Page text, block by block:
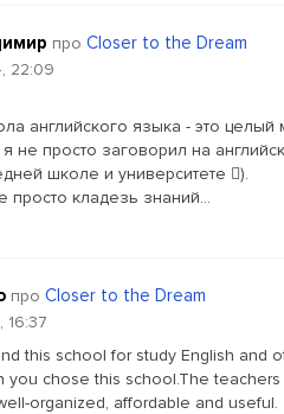
про Closer to the Dream
22:09
английского языка - это
не просто заговорил на
школе и университете ).
просто кладезь знаний...
про Closer to the Dream
16:37
this school for study English and
you chose this school.The
organized, affordable and useful.